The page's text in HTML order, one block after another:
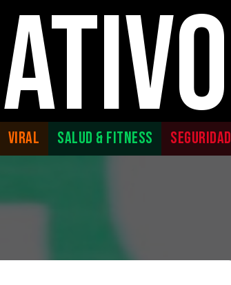
VIRAL SALUD & FITNESS SEGURIDAD